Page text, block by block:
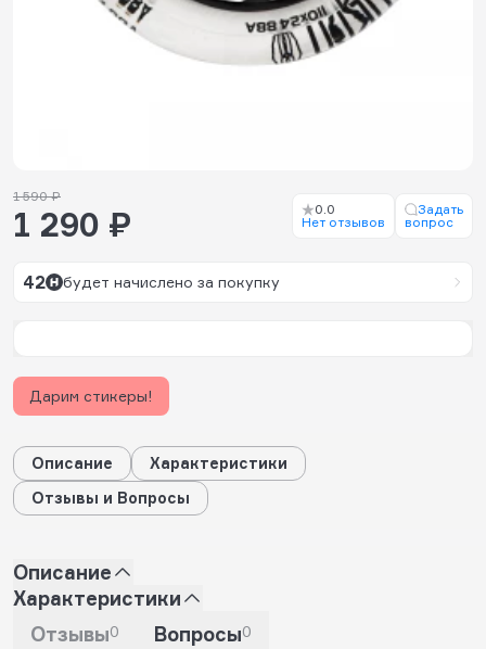
1 590 ₽
1 290 ₽
0.0
Нет отзывов
Задать
вопрос
42 будет начислено за покупку
Дарим стикеры!
Описание
Характеристики
Отзывы и Вопросы
Описание
Характеристики
Отзывы0 Вопросы0